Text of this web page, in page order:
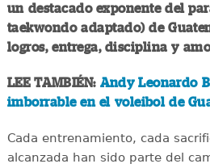
un destacado exponente del
taekwondo adaptado) de
logros, entrega, disciplina y
LEE TAMBIÉN: Andy Leonardo
imborrable en el voleibol de
Cada entrenamiento, cada
alcanzada han sido parte del